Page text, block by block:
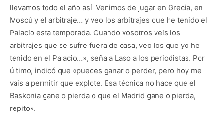
llevamos todo el año así. Venimos de jugar en Grecia, en
Moscú y el arbitraje… y veo los arbitrajes que he tenido el
Palacio esta temporada. Cuando vosotros veis los
arbitrajes que se sufre fuera de casa, veo los que yo he
tenido en el Palacio…», señala Laso a los periodistas. Por
último, indicó que «puedes ganar o perder, pero hoy me
vais a permitir que explote. Esa técnica no hace que el
Baskonia gane o pierda o que el Madrid gane o pierda,
repito».